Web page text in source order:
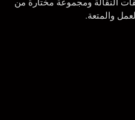
النقالة ومجموعة مختارة من
والمتعة.